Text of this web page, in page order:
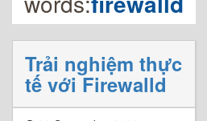
Trải nghiệm thực
tế với Firewalld